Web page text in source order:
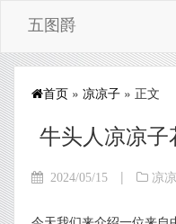
五图爵
首页 » 凉凉子 » 正文
牛头人凉凉
2024/05/15 | 凉